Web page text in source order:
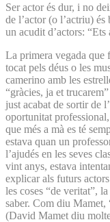
Ser actor és dur, i no
de l’actor (o l’actriu)
un acudit d’actors:
La primera vegada que
tocat pels déus o les
camerino amb les
“gràcies, ja et
just acabat de sortir de
oportunitat
que més a mà es té
estava quan un
l’ajudés en les seves
vint anys, estava
explicar als futurs
les coses “de veritat”,
saber. Com diu Mamet,
(David Mamet diu